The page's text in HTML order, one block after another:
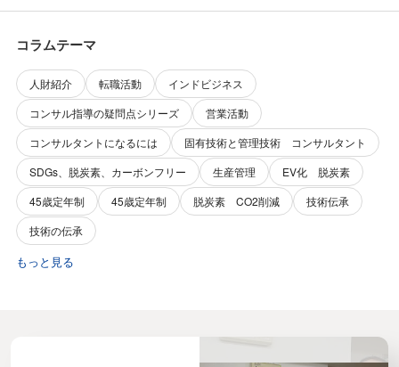
コラムテーマ
人財紹介 転職活動
インドビジネス
コンサル指導の疑問点シリーズ
営業活動
コンサルタントになるには
固有技術と管理技術 コンサルタント
SDGs、脱炭素、カーボンフリー
生産管理
EV化 脱炭素
45歳定年制
45歳定年制 脱炭素 CO2削減
技術伝承
技術の伝承
もっと見る